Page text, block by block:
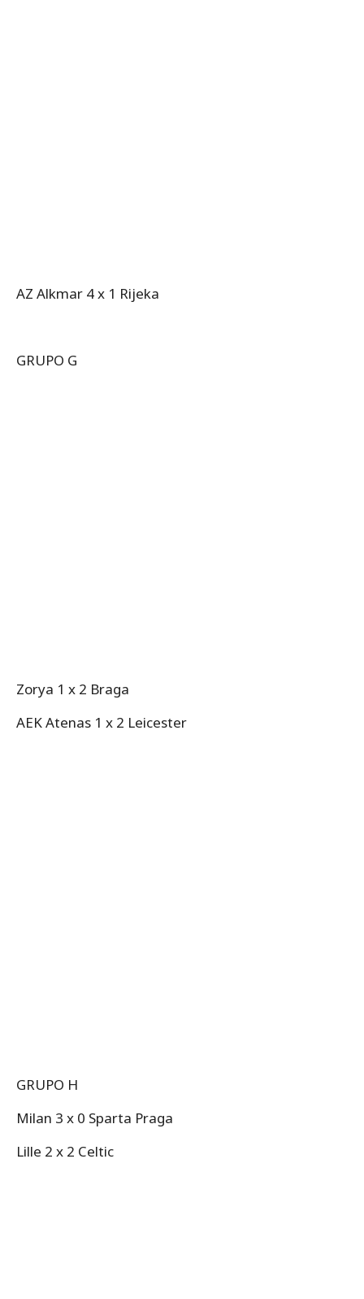
AZ Alkmar 4 x 1 Rijeka
GRUPO G
Zorya 1 x 2 Braga
AEK Atenas 1 x 2 Leicester
GRUPO H
Milan 3 x 0 Sparta Praga
Lille 2 x 2 Celtic